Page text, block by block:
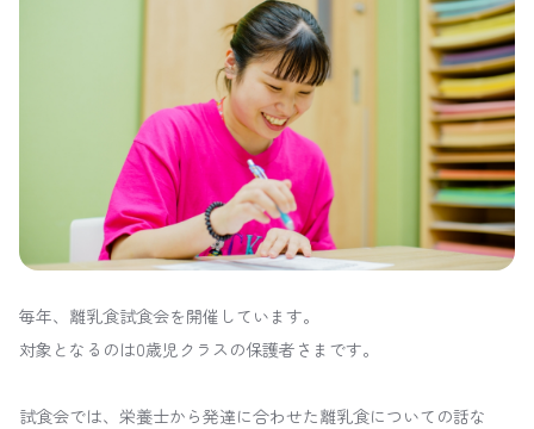
毎年、離乳食試食会を開催しています。
対象となるのは0歳児クラスの保護者さまです。
試食会では、栄養士から発達に合わせた離乳食についての話な